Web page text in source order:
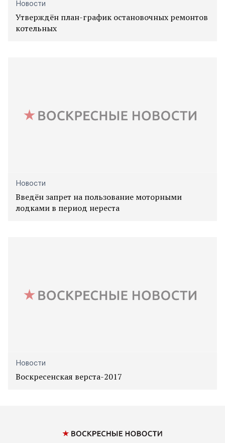
Новости
Утверждён план-график остановочных ремонтов
котельных
Новости
Введён запрет на пользование моторными
лодками в период нереста
Новости
Воскресенская верста-2017